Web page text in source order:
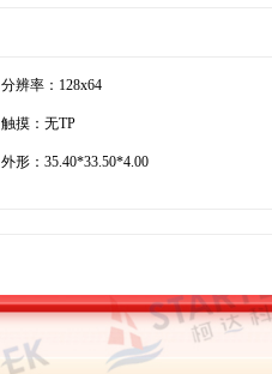
分辨率：128x64
触摸：无TP
外形：35.40*33.50*4.00